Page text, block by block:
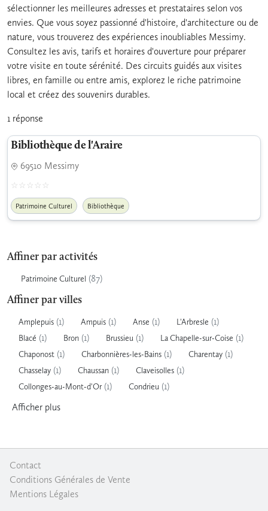
Affiner par activités
Patrimoine Culturel (87)
Affiner par villes
Amplepuis (1) Ampuis (1) Anse (1) L'Arbresle (1)
Blacé (1) Bron (1) Brussieu (1) La Chapelle-sur-Coise (1)
Chaponost (1) Charbonnières-les-Bains (1) Charentay (1)
Chasselay (1) Chaussan (1) Claveisolles (1)
Collonges-au-Mont-d'Or(1) Condrieu (1)
Afficher plus
sélectionner les meilleures adresses et prestataires selon vos
envies. Que vous soyez passionné d'histoire, d'architecture ou de
nature, vous trouverez des expériences inoubliables Messimy.
Consultez les avis, tarifs et horaires d'ouverture pour préparer
votre visite en toute sérénité. Des circuits guidés aux visites
libres, en famille ou entre amis, explorez le riche patrimoine
local et créez des souvenirs durables.
1 réponse
Bibliothèque de l'Araire
69510 Messimy
Patrimoine Culturel Bibliothèque
Contact
Conditions Générales de Vente
Mentions Légales